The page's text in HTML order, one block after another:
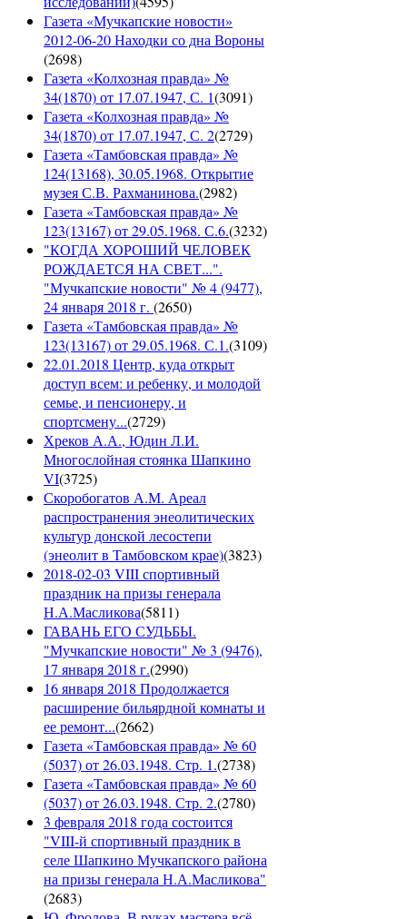
Газета «Мучкапские новости»
2012-06-20 Находки со дна Вороны
(2698)
Газета «Колхозная правда» №
34(1870) от 17.07.1947, С. 1(3091)
Газета «Колхозная правда» №
34(1870) от 17.07.1947, С. 2(2729)
Газета «Тамбовская правда» №
124(13168), 30.05.1968. Открытие
музея С.В. Рахманинова.(2982)
Газета «Тамбовская правда» №
123(13167) от 29.05.1968. С.6.(3232)
"КОГДА ХОРОШИЙ ЧЕЛОВЕК
РОЖДАЕТСЯ НА СВЕТ...".
"Мучкапские новости" № 4 (9477),
24 января 2018 г. (2650)
Газета «Тамбовская правда» №
123(13167) от 29.05.1968. С.1.(3109)
22.01.2018 Центр, куда открыт
доступ всем: и ребенку, и молодой
семье, и пенсионеру, и
спортсмену...(2729)
Хреков А.А., Юдин Л.И.
Многослойная стоянка Шапкино
VI(3725)
Скоробогатов А.М. Ареал
распространения энеолитических
культур донской лесостепи
(энеолит в Тамбовском крае)(3823)
2018-02-03 VIII спортивный
праздник на призы генерала
Н.А.Масликова(5811)
ГАВАНЬ ЕГО СУДЬБЫ.
"Мучкапские новости" № 3 (9476),
17 января 2018 г.(2990)
16 января 2018 Продолжается
расширение бильярдной комнаты и
ее ремонт...(2662)
Газета «Тамбовская правда» № 60
(5037) от 26.03.1948. Стр. 1.(2738)
Газета «Тамбовская правда» № 60
(5037) от 26.03.1948. Стр. 2.(2780)
3 февраля 2018 года состоится
"VIII-й спортивный праздник в
селе Шапкино Мучкапского района
на призы генерала Н.А.Масликова"
(2683)